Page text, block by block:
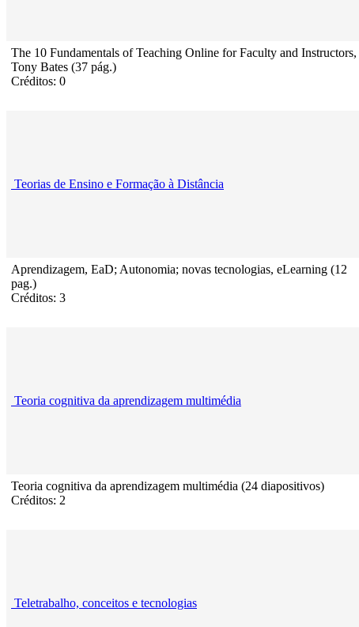
The 10 Fundamentals of Teaching Online for Faculty and Instructors,
Tony Bates (37 pág.)
Créditos: 0
Teorias de Ensino e Formação à Distância
Aprendizagem, EaD; Autonomia; novas tecnologias, eLearning (12
pag.)
Créditos: 3
Teoria cognitiva da aprendizagem multimédia
Teoria cognitiva da aprendizagem multimédia (24 diapositivos)
Créditos: 2
Teletrabalho, conceitos e tecnologias